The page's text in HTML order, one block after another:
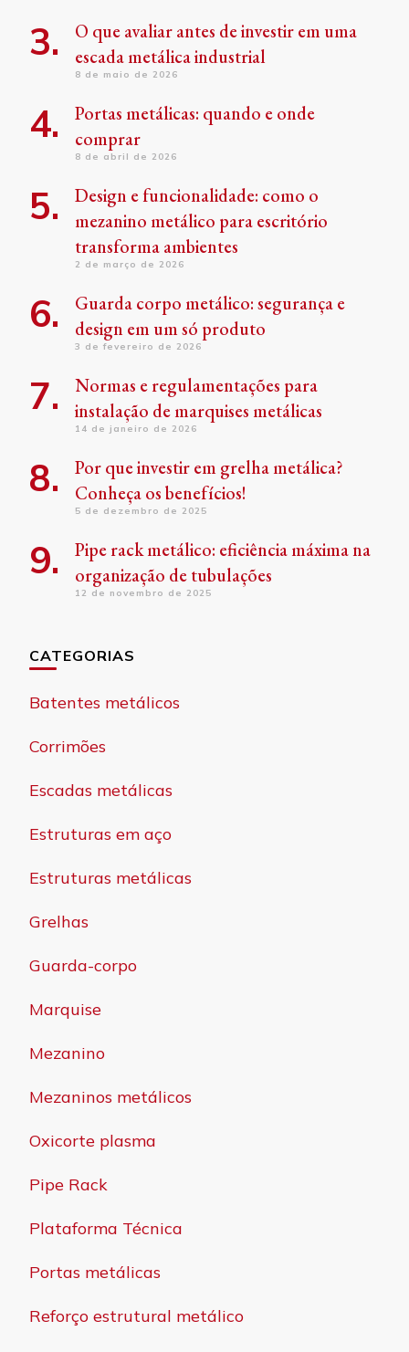
O que avaliar antes de investir em uma
escada metálica industrial
8 de maio de 2026
Portas metálicas: quando e onde
comprar
8 de abril de 2026
Design e funcionalidade: como o
mezanino metálico para escritório
transforma ambientes
2 de março de 2026
Guarda corpo metálico: segurança e
design em um só produto
3 de fevereiro de 2026
Normas e regulamentações para
instalação de marquises metálicas
14 de janeiro de 2026
Por que investir em grelha metálica?
Conheça os benefícios!
5 de dezembro de 2025
Pipe rack metálico: eficiência máxima na
organização de tubulações
12 de novembro de 2025
CATEGORIAS
Batentes metálicos
Corrimões
Escadas metálicas
Estruturas em aço
Estruturas metálicas
Grelhas
Guarda-corpo
Marquise
Mezanino
Mezaninos metálicos
Oxicorte plasma
Pipe Rack
Plataforma Técnica
Portas metálicas
Reforço estrutural metálico